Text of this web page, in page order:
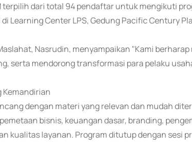
terpilih dari total 94 pendaftar untuk mengikuti
Learning Center LPS, Gedung Pacific Century
Nasrudin, menyampaikan "Kami berharap
serta mendorong transformasi para pelaku
Kemandirian
dengan materi yang relevan dan mudah
bisnis, keuangan dasar, branding,
kualitas layanan. Program ditutup dengan sesi